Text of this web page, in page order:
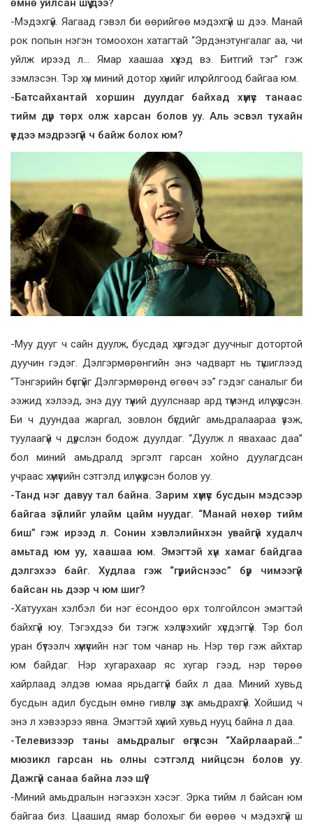
өмнө уйлсан шүү дээ?
-Мэдэхгүй. Яагаад гэвэл би өөрийгөө мэдэхгүй ш дээ. Манай
рок попын нэгэн томоохон хатагтай “Эрдэнэтунгалаг аа, чи
уйлж ирээд л… Ямар хаашаа хүүхэд вэ. Битгий тэг” гэж
зэмлэсэн. Тэр хүн миний дотор хүнийг илүү ойлгоод байгаа юм.
-Батсайхантай хоршин дуулдаг байхад хүмүүс танаас
тийм дүр төрх олж харсан болов уу. Аль эсвэл тухайн
үедээ мэдрээгүй ч байж болох юм?
-Муу дууг ч сайн дуулж, бусдад хүргэдэг дуучныг дотортой
дуучин гэдэг. Дэлгэрмөрөнгийн энэ чадварт нь түшиглээд
“Тэнгэрийн бүсгүйг Дэлгэрмөрөнд өгөөч ээ” гэдэг саналыг би
ээжид хэлээд, энэ дуу түүний дуулснаар ард түмэнд илүү хүрсэн.
Би ч дуундаа жаргал, зовлон бүгдийг амьдралаараа үзэж,
туулаагүй ч дүрслэн бодож дуулдаг. “Дуулж л явахаас даа”
бол миний амьдралд эргэлт гарсан хойно дуулагдсан
учраас хүмүүсийн сэтгэлд илүү хүрсэн болов уу.
-Танд нэг давуу тал байна. Зарим хүмүүс бусдын мэдсээр
байгаа зүйлийг улайм цайм нуудаг. “Манай нөхөр тийм
биш” гэж ирээд л. Сонин хэвлэлийнхэн увайгүй худалч
амьтад юм уу, хаашаа юм. Эмэгтэй хүн хамаг байдгаа
дэлгэхээ байг. Худлаа гэж “гүрийснээс” бүр чимээгүй
байсан нь дээр ч юм шиг?
-Хатуухан хэлбэл би нэг ёсондоо өрх толгойлсон эмэгтэй
байхгүй юу. Тэгэхдээ би тэгж хэлүүлэхийг хүсдэггүй. Тэр бол
уран бүтээлч хүмүүсийн нэг том чанар нь. Нэр төр гэж айхтар
юм байдаг. Нэр хугарахаар яс хугар гээд, нэр төрөө
хайрлаад элдэв юмаа ярьдаггүй байх л даа. Миний хувьд
бусдын адил бусдын өмнө гивлүүр зүүж амьдрахгүй. Хойшид ч
энэ л хэвээрээ явна. Эмэгтэй хүний хувьд нууц байна л даа.
-Телевизээр таны амьдралыг өгүүлсэн “Хайрлаарай…”
мюзикл гарсан нь олны сэтгэлд нийцсэн болов уу.
Дажгүй санаа байна лээ шүү?
-Миний амьдралын нэгээхэн хэсэг. Эрка тийм л байсан юм
байгаа биз. Цаашид ямар болохыг би өөрөө ч мэдэхгүй ш